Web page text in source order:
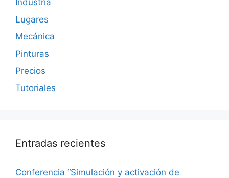
Industria
Lugares
Mecánica
Pinturas
Precios
Tutoriales
Entradas recientes
Conferencia “Simulación y activación de